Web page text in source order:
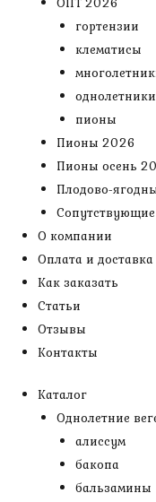
гортензии
клематисы
однолетники
пионы
Пионы 2026
Пионы осень
Плодово-
О компании
Оплата и доставка
Как заказать
Статьи
Отзывы
Контакты
Каталог
Однолетние
алиссум
бакопа
бальзамины